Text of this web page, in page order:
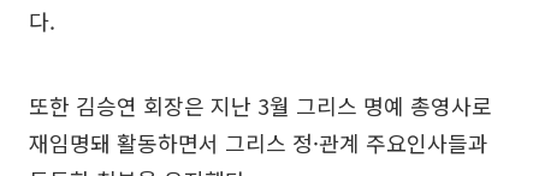
다.
또한 김승연 회장은 지난 3월 그리스 명예 총영사로
재임명돼 활동하면서 그리스 정·관계 주요인사들과